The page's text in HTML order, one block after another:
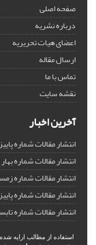
صفحه اصلی
درباره نشریه
اعضای هیات تحریریه
ارسال مقاله
تماس با ما
نقشه سایت
آخرین اخبار
انتشار مقالات شماره پاییز
انتشار مقالات شماره بهار 1403 نشریه
انتشار مقالات شماره زمستان
انتشار مقالات شماره پاییز 1402
انتشار مقالات شماره تابستان
استفاده از مطالب ارایه